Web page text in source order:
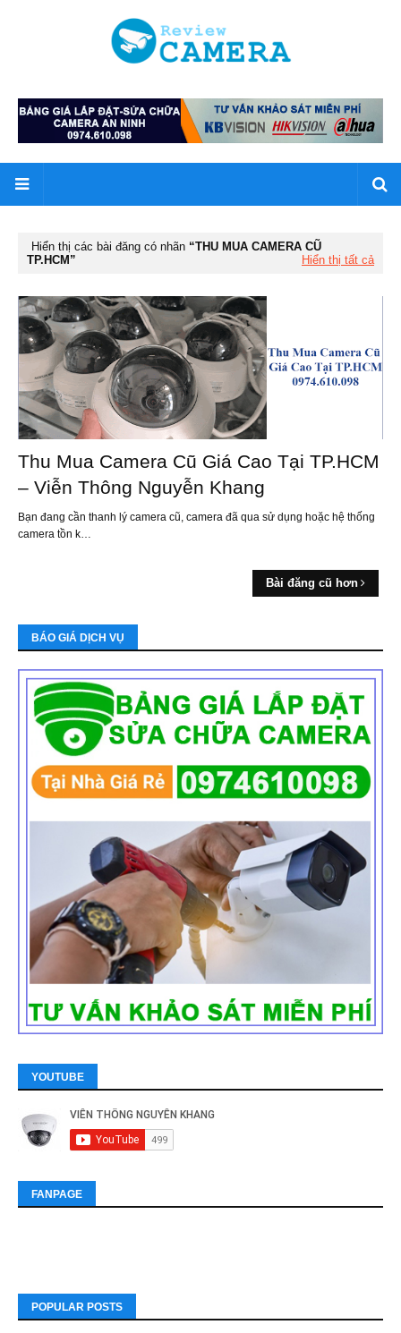
Hiển thị các bài đăng có nhãn
THU MUA CAMERA CŨ
TP.HCM
Hiển thị tất cả
Thu Mua Camera Cũ Giá Cao Tại TP.HCM
– Viễn Thông Nguyễn Khang
Bạn đang cần thanh lý camera cũ, camera đã qua sử dụng hoặc hệ thống
camera tồn k…
Bài đăng cũ hơn
BÁO GIÁ DỊCH VỤ
YOUTUBE
FANPAGE
POPULAR POSTS